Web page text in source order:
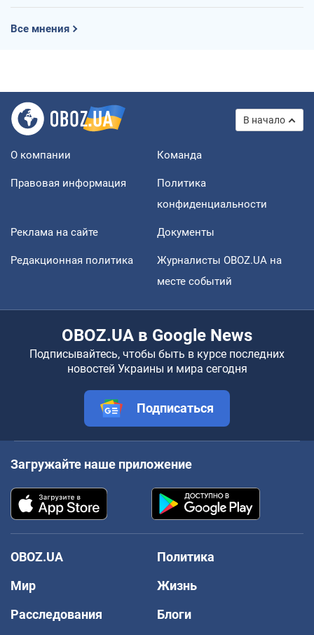
Все мнения
В начало
О компании Команда
Правовая информация
Политика
конфиденциальности
Реклама на сайте Документы
Редакционная политика
Журналисты OBOZ.UA на
месте событий
OBOZ.UA в Google News
Подписывайтесь, чтобы быть в курсе последних
новостей Украины и мира сегодня
Подписаться
Загружайте наше приложение
OBOZ.UA
Политика
Мир
Жизнь
Расследования
Блоги